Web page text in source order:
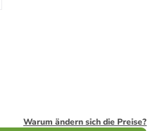
Warum ändern sich die Preise?